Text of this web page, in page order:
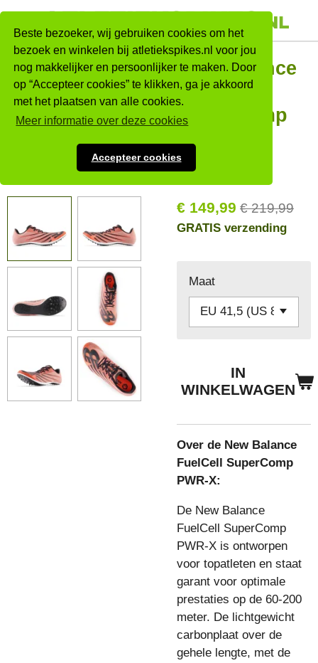
Beste bezoeker, wij gebruiken cookies om het
bezoek en winkelen bij atletiekspikes.nl voor jou
nog makkelijker en persoonlijker te maken. Door
op “Accepteer cookies” te klikken, ga je akkoord
met het plaatsen van alle cookies.
Meer informatie over deze cookies
Accepteer cookies
Ga
direct
naar
de
hoofdinhoud
New Balance
FuelCell
SuperComp
PWR-X
€ 149,99 € 219,99
GRATIS verzending
Maat
IN
WINKELWAGEN
Over de New Balance
FuelCell SuperComp
PWR-X:
De New Balance
FuelCell SuperComp
PWR-X is ontworpen
voor topatleten en staat
garant voor optimale
prestaties op de 60-200
meter. De lichtgewicht
carbonplaat over de
gehele lengte, met de